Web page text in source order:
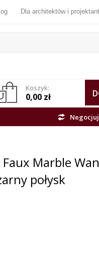
Dla architektów i
Koszyk:
0,00 zł
Marble
połysk